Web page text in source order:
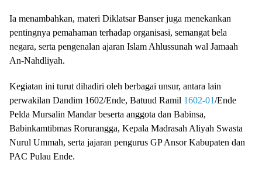
Ia menambahkan, materi Diklatsar Banser juga menekankan
pentingnya pemahaman terhadap organisasi, semangat bela
negara, serta pengenalan ajaran Islam Ahlussunah wal Jamaah
An-Nahdliyah.
Kegiatan ini turut dihadiri oleh berbagai unsur, antara lain
perwakilan Dandim 1602/Ende, Batuud Ramil 1602-01/Ende
Pelda Mursalin Mandar beserta anggota dan Babinsa,
Babinkamtibmas Rorurangga, Kepala Madrasah Aliyah Swasta
Nurul Ummah, serta jajaran pengurus GP Ansor Kabupaten dan
PAC Pulau Ende.